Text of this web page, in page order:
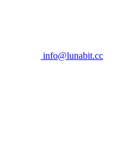
info@lunabit.cc